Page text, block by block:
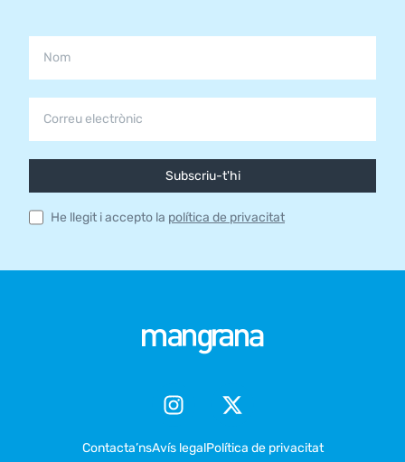
Subscriu-t'hi
He llegit i accepto la política de privacitat
Contacta’nsAvís legalPolítica de privacitat